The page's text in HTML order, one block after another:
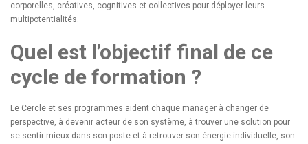
corporelles, créatives, cognitives et collectives pour déployer leurs
multipotentialités.
Quel est l’objectif final de ce
cycle de formation ?
Le Cercle et ses programmes aident chaque manager à changer de
perspective, à devenir acteur de son système, à trouver une solution pour
se sentir mieux dans son poste et à retrouver son énergie individuelle, son